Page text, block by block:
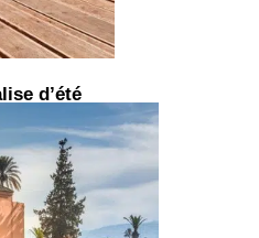
d’été